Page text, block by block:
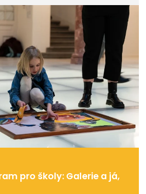
pro školy: Galerie a já,